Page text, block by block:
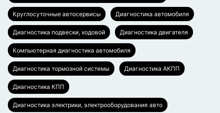
Круглосуточные автосервисы Диагностика автомобиля
Диагностика подвески, ходовой Диагностика двигателя
Компьютерная диагностика автомобиля
Диагностика тормозной системы Диагностика АКПП
Диагностика КПП
Диагностика электрики, электрооборудования авто